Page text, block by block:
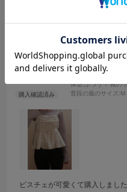
Myuu
年代:
体型:ふつう 靴の
普段の服のサイズ:M
ビスチェが可愛くて購入しました